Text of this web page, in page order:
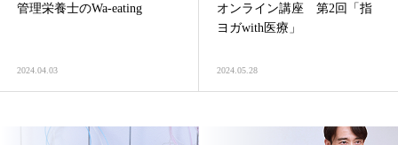
管理栄養士のWa-eating
2024.04.03
オンライン講座 第2回「指
ヨガwith医療」
2024.05.28